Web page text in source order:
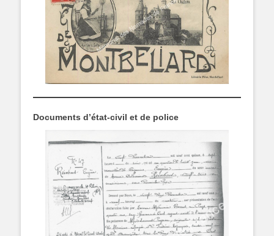
Documents d’état-civil et de police